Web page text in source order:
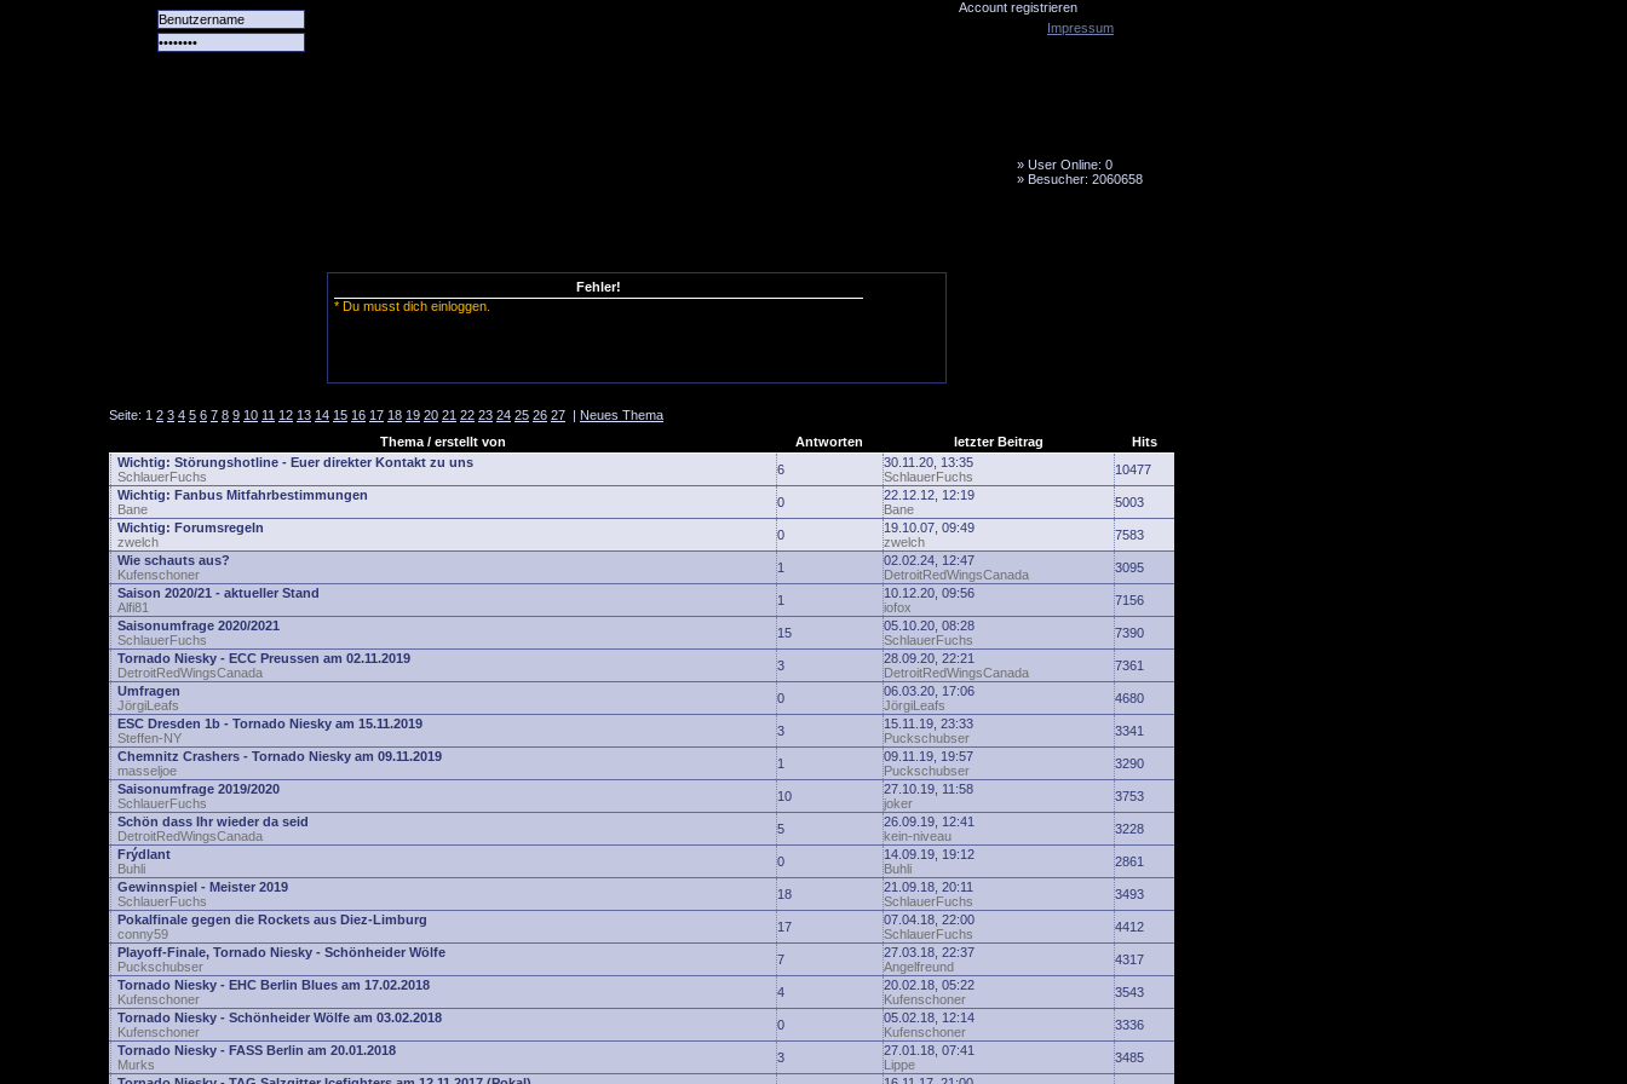
Account registrieren
» User Online: 0
» Besucher: 2060658
Fehler!
* Du musst dich einloggen.
Seite: 1 2 3 4 5 6 7 8 9 10 11 12 13 14 15 16 17 18 19 20 21 22 23 24 25 26 27 | Neues Thema
Thema / erstellt von
Antworten letzter Beitrag
Hits
Wichtig: Störungshotline - Euer direkter Kontakt zu uns
SchlauerFuchs
6
30.11.20, 13:35
SchlauerFuchs
10477
Wichtig: Fanbus Mitfahrbestimmungen
Bane
0
22.12.12, 12:19
Bane
5003
Wichtig: Forumsregeln
zwelch
0
19.10.07, 09:49
zwelch
7583
Wie schauts aus?
Kufenschoner
1
02.02.24, 12:47
DetroitRedWingsCanada
3095
Saison 2020/21 - aktueller Stand
Alfi81
1
10.12.20, 09:56
iofox
7156
Saisonumfrage 2020/2021
SchlauerFuchs
15
05.10.20, 08:28
SchlauerFuchs
7390
Tornado Niesky - ECC Preussen am 02.11.2019
DetroitRedWingsCanada
3
28.09.20, 22:21
DetroitRedWingsCanada
7361
Umfragen
JörgiLeafs
0
06.03.20, 17:06
JörgiLeafs
4680
ESC Dresden 1b - Tornado Niesky am 15.11.2019
Steffen-NY
3
15.11.19, 23:33
Puckschubser
3341
Chemnitz Crashers - Tornado Niesky am 09.11.2019
masseljoe
1
09.11.19, 19:57
Puckschubser
3290
Saisonumfrage 2019/2020
SchlauerFuchs
10
27.10.19, 11:58
joker
3753
Schön dass Ihr wieder da seid
DetroitRedWingsCanada
5
26.09.19, 12:41
kein-niveau
3228
Frýdlant
Buhli
0
14.09.19, 19:12
Buhli
2861
Gewinnspiel - Meister 2019
SchlauerFuchs
18
21.09.18, 20:11
SchlauerFuchs
3493
Pokalfinale gegen die Rockets aus Diez-Limburg
conny59
17
07.04.18, 22:00
SchlauerFuchs
4412
Playoff-Finale, Tornado Niesky - Schönheider Wölfe
Puckschubser
7
27.03.18, 22:37
Angelfreund
4317
Tornado Niesky - EHC Berlin Blues am 17.02.2018
Kufenschoner
4
20.02.18, 05:22
Kufenschoner
3543
Tornado Niesky - Schönheider Wölfe am 03.02.2018
Kufenschoner
0
05.02.18, 12:14
Kufenschoner
3336
Tornado Niesky - FASS Berlin am 20.01.2018
Murks
3
27.01.18, 07:41
Lippe
3485
Impressum